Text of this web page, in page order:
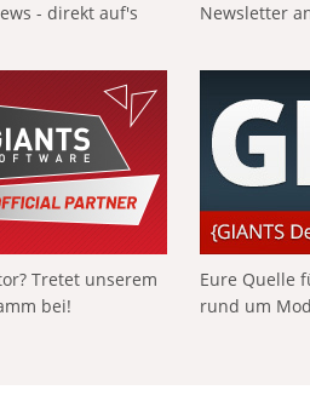
- direkt auf's
Newsletter
Tretet unserem
bei!
Eure Quelle
rund um